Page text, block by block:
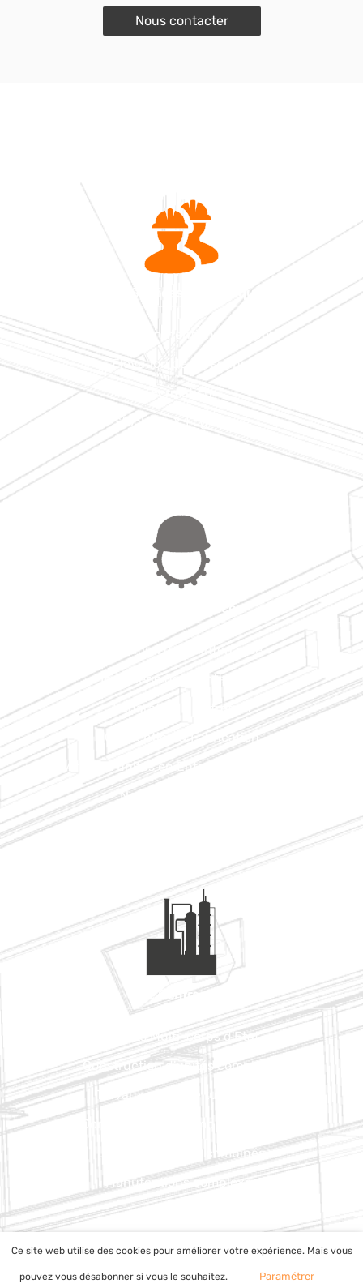
Nous contacter
Pôle Services & Logistique
Levage, Manutention, Transport
Elévation de personnel
Formation
Stockage & Logistique
Constructions modulaires
Pôle Maintenance
Opération de maintenance
Ingénierie de maintenance
Réparation & Entretien
Conception & Fabrication
Arrêts d'unités en Entreprise Générale
Nettoyage industriel
Pôle Contracting
Projets Multi-corps d'Etat
Construction d'unités complètes
Travaux neufs de tuyauterie
Conception d'Ensembles Process
Levages lourds & combinés
Manutentions complexes
Copyright © 2026FOSELEV| Propulsé parAstra
Ce site web utilise des cookies pour améliorer votre expérience. Mais vous
pouvez vous désabonner si vous le souhaitez. Paramétrer